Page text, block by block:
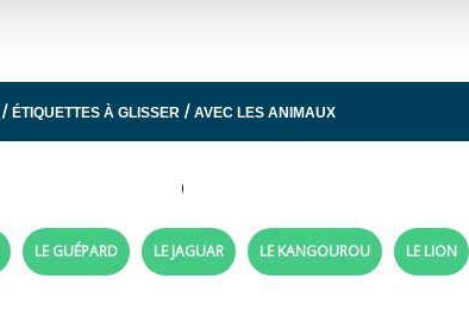
/ÉTIQUETTES À GLISSER /AVEC LES ANIMAUX
LE GUÉPARD LE JAGUAR LE KANGOUROU LE LION